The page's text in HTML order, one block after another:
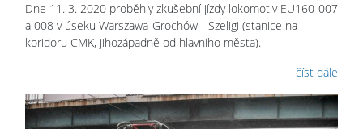
Dne 11. 3. 2020 proběhly zkušební jízdy lokomotiv EU160-007
a 008 v úseku Warszawa-Grochów - Szeligi (stanice na
koridoru CMK, jihozápadně od hlavního města).
číst dále